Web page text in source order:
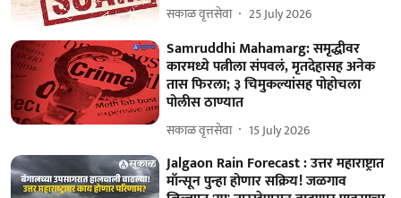
सकाळ वृत्तसेवा 25 July 2026
Samruddhi Mahamarg: समृद्धीवर
कारमध्ये पत्नीला संपवलं, मृतदेहासह अनेक
तास फिरला; ३ चिमुकल्यांसह पोहोचला
पोलीस ठाण्यात
सकाळ वृत्तसेवा 15 July 2026
Jalgaon Rain Forecast : उत्तर महाराष्ट्रात
मॉन्सून पुन्हा होणार सक्रिय! जळगाव